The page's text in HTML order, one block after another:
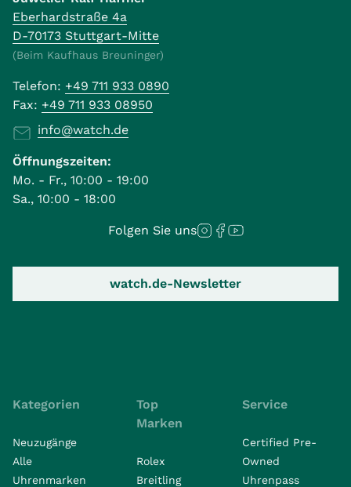
Eberhardstraße 4a
D-70173 Stuttgart-Mitte
(Beim Kaufhaus Breuninger)
Telefon: +49 711 933 0890
Fax: +49 711 933 08950
info@watch.de
Öffnungszeiten:
Mo. - Fr., 10:00 - 19:00
Sa., 10:00 - 18:00
Folgen Sie uns
watch.de-Newsletter
Kategorien
Neuzugänge
Alle
Uhrenmarken
Top
Marken
Rolex
Breitling
Service
Certified Pre-
Owned
Uhrenpass